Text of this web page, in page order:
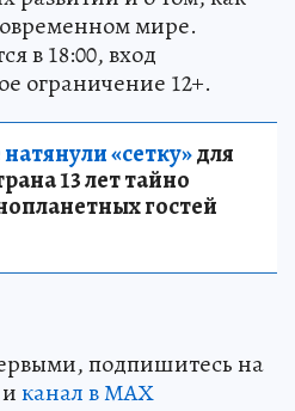
мире.
в 18:00, вход
ограничение 12+.
«сетку»для
13 лет тайно
гостей
подпишитесь на
иканал в МАХ